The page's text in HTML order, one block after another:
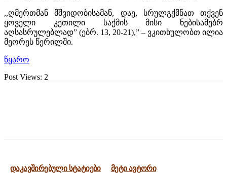
,,ღმერთმან მშვიდობისამან, დაე, სრულგქმნათ თქვენ
ყოველი კეთილი საქმის მისი ნებისამებრ
აღსასრულებლად” (ებრ. 13, 20-21),” – ვკითხულობთ ილია
მეორეს წერილში.
წყარო
Post Views: 2
დაკავშირებული სტატიები მეტი ავტორი